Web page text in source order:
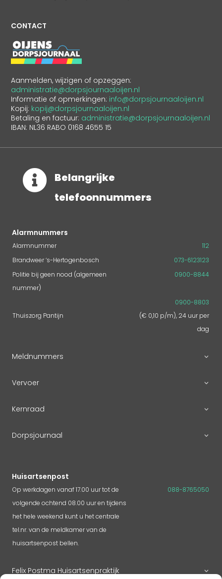
CONTACT
Aanmelden, wijzigen of opzeggen:
administratie@dorpsjournaaloijen.nl
Informatie of opmerkingen: info@dorpsjournaaloijen.nl
Kopij: kopij@dorpsjournaaloijen.nl
Betaling en factuur: administratie@dorpsjournaaloijen.nl
IBAN: NL36 RABO 0168 4655 15

Belangrijke
telefoonnummers
Alarmnummers
Alarmnummer
112
Brandweer ‘s-Hertogenbosch
073-6123123
Politie bij geen nood (algemeen
nummer)
0900-8844
Thuiszorg Pantijn
0900-8803
(€ 0,10 p/m), 24 uur per
dag
Meldnummers
Vervoer
Kernraad
Dorpsjournaal
Huisartsenpost
Op werkdagen vanaf 17.00 uur tot de
volgende ochtend 08.00 uur en tijdens
het hele weekend kunt u het centrale
tel.nr. van de meldkamer van de
huisartsenpost bellen.
088-8765050
Felix Postma Huisartsenpraktijk